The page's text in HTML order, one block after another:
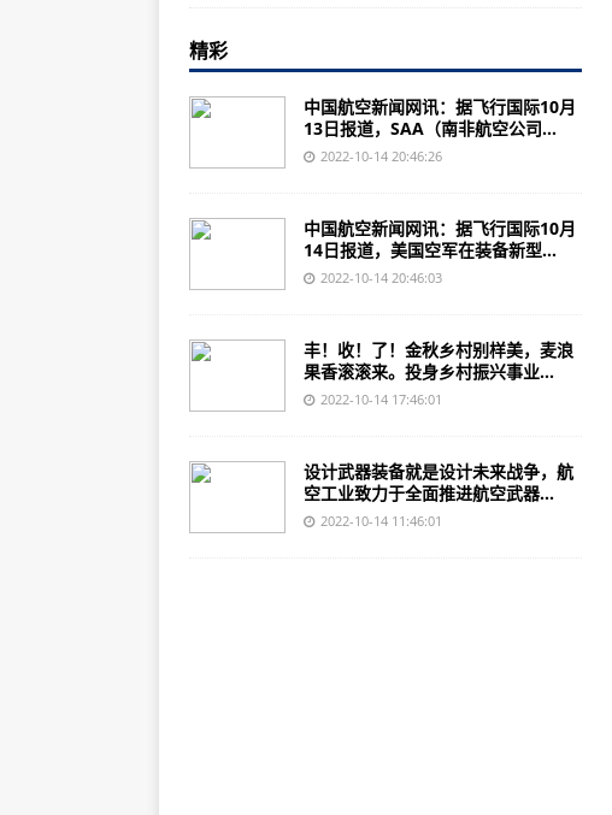
精彩
中国航空新闻网讯：据飞行国际10月
13日报道，SAA（南非航空公司...
2022-10-14 20:46:26
中国航空新闻网讯：据飞行国际10月
14日报道，美国空军在装备新型...
2022-10-14 20:46:03
丰！收！了！金秋乡村别样美，麦浪
果香滚滚来。投身乡村振兴事业...
2022-10-14 17:46:01
设计武器装备就是设计未来战争，航
空工业致力于全面推进航空武器...
2022-10-14 11:46:01